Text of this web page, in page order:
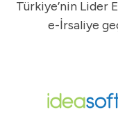
Türkiye’nin Lider
e-İrsaliye